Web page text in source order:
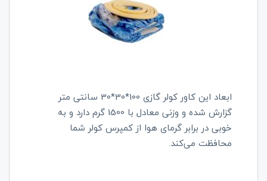
ابعاد این کاور کولر گازی 100*30*30 سانتی متر
گزارش شده و وزنی معادل با 1500 گرم دارد و به
خوبی در برابر گرمای هوا از کمپرس کولر شما
محافظت می‌کند.